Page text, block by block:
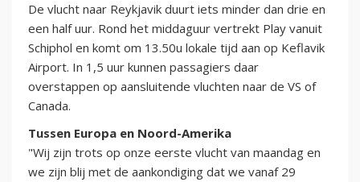
De vlucht naar Reykjavik duurt iets minder dan drie en
een half uur. Rond het middaguur vertrekt Play vanuit
Schiphol en komt om 13.50u lokale tijd aan op Keflavik
Airport. In 1,5 uur kunnen passagiers daar
overstappen op aansluitende vluchten naar de VS of
Canada.
Tussen Europa en Noord-Amerika
"Wij zijn trots op onze eerste vlucht van maandag en
we zijn blij met de aankondiging dat we vanaf 29